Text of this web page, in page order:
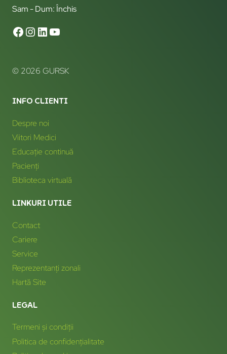
Sam - Dum: Închis
© 2026 GURSK
INFO CLIENTI
Despre noi
Viitori Medici
Educație continuă
Pacienți
Biblioteca virtuală
LINKURI UTILE
Contact
Cariere
Service
Reprezentanți zonali
Hartă Site
LEGAL
Termeni și condiții
Politica de confidențialitate